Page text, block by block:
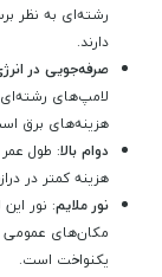
رشته‌ای به نظر
دارند.
صرفه‌جویی در
لامپ‌های رشته‌ای
هزینه‌های برق
دوام بالا: طول
هزینه کمتر در
نور ملایم: نور
مکان‌های عمومی
یکنواخت است.